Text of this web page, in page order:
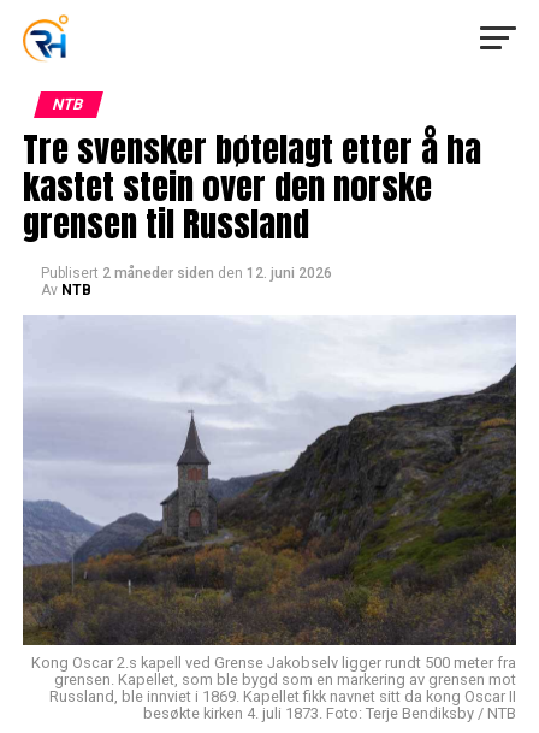
NTB
Tre svensker bøtelagt etter å ha
kastet stein over den norske
grensen til Russland
Publisert 2 måneder siden den 12. juni 2026
Av NTB
Kong Oscar 2.s kapell ved Grense Jakobselv ligger rundt 500 meter fra
grensen. Kapellet, som ble bygd som en markering av grensen mot
Russland, ble innviet i 1869. Kapellet fikk navnet sitt da kong Oscar II
besøkte kirken 4. juli 1873. Foto: Terje Bendiksby / NTB